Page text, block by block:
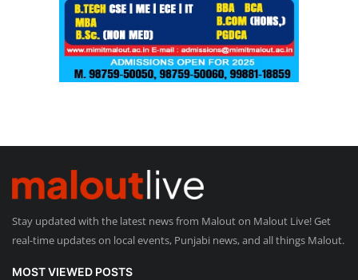
Stay updated with the latest news from Malout on Malout Live! Get
real-time updates on local events, Punjabi news, and all things Malout.
MOST VIEWED POSTS